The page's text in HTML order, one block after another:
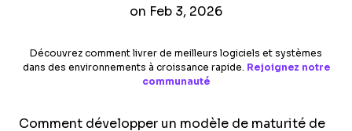
on Feb 3, 2026
Découvrez comment livrer de meilleurs logiciels et systèmes
dans des environnements à croissance rapide. Rejoignez notre
communauté
Comment développer un modèle de maturité de